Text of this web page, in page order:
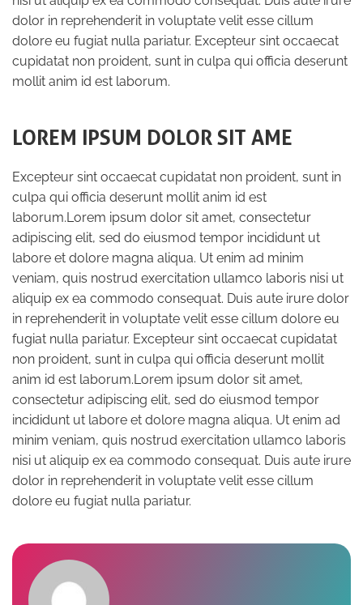
dolor in reprehenderit in voluptate velit esse cillum
dolore eu fugiat nulla pariatur. Excepteur sint occaecat
cupidatat non proident, sunt in culpa qui officia deserunt
mollit anim id est laborum.
LOREM IPSUM DOLOR SIT AME
Excepteur sint occaecat cupidatat non proident, sunt in
culpa qui officia deserunt mollit anim id est
laborum.Lorem ipsum dolor sit amet, consectetur
adipiscing elit, sed do eiusmod tempor incididunt ut
labore et dolore magna aliqua. Ut enim ad minim
veniam, quis nostrud exercitation ullamco laboris nisi ut
aliquip ex ea commodo consequat. Duis aute irure dolor
in reprehenderit in voluptate velit esse cillum dolore eu
fugiat nulla pariatur. Excepteur sint occaecat cupidatat
non proident, sunt in culpa qui officia deserunt mollit
anim id est laborum.Lorem ipsum dolor sit amet,
consectetur adipiscing elit, sed do eiusmod tempor
incididunt ut labore et dolore magna aliqua. Ut enim ad
minim veniam, quis nostrud exercitation ullamco laboris
nisi ut aliquip ex ea commodo consequat. Duis aute irure
dolor in reprehenderit in voluptate velit esse cillum
dolore eu fugiat nulla pariatur.